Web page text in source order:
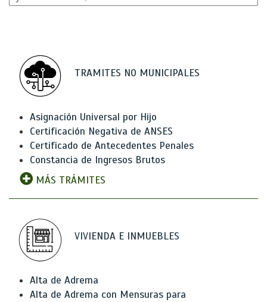
TRAMITES NO MUNICIPALES
Asignación Universal por Hijo
Certificación Negativa de ANSES
Certificado de Antecedentes Penales
Constancia de Ingresos Brutos
MÁS TRÁMITES
VIVIENDA E INMUEBLES
Alta de Adrema
Alta de Adrema con Mensuras para